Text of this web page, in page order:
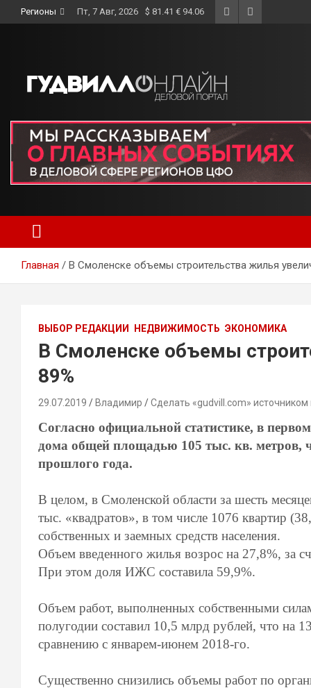
to
Регионы Пт, 7 Авг, 2026 $ 81.41 € 94.06
Главная В Смоленске объемы строительства жилья
ВЫБОР РЕДАКЦИИ НЕДВИЖИМОСТЬ ЭКОНОМИКА
В Смоленске объемы
89%
29.07.2019 Владимир Сделать «gudvill.com» источником
Согласно официальной статистике, в
дома общей площадью 105 тыс. кв. метров,
прошлого года.
В целом, в Смоленской области за шесть
тыс. «квадратов», в том числе 1076 квартир
собственных и заемных средств населения.
Объем введенного жилья возрос на 27,8%, за
При этом доля ИЖС составила 59,9%.
Объем работ, выполненных собственными
полугодии составил 10,5 млрд рублей, что на
сравнению с январем-июнем 2018-го.
Существенно снизились объемы работ по